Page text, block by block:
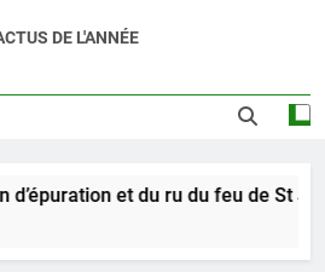
DE L'ANNÉE
d’épuration et du ru du feu de St